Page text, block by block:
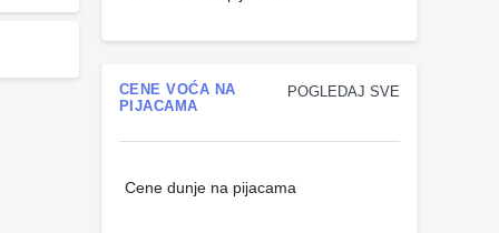
POGLEDAJ SVE
CENE VOĆA NA
PIJACAMA
Cene dunje na pijacama